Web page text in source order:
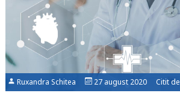
Ruxandra Schitea 27 august 2020 Citit de